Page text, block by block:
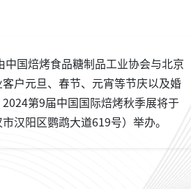
国焙烤食品糖制品工业协会与北京
户元旦、春节、元宵等节庆以及婚
第9届中国国际焙烤秋季展将于
汉阳区鹦鹉大道619号）举办。